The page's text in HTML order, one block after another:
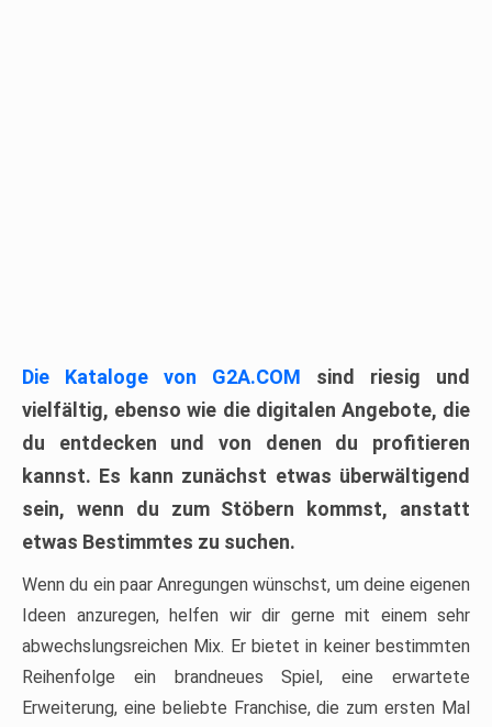
Die Kataloge von G2A.COM sind riesig und
vielfältig, ebenso wie die digitalen Angebote, die
du entdecken und von denen du profitieren
kannst. Es kann zunächst etwas überwältigend
sein, wenn du zum Stöbern kommst, anstatt
etwas Bestimmtes zu suchen.
Wenn du ein paar Anregungen wünschst, um deine eigenen
Ideen anzuregen, helfen wir dir gerne mit einem sehr
abwechslungsreichen Mix. Er bietet in keiner bestimmten
Reihenfolge ein brandneues Spiel, eine erwartete
Erweiterung, eine beliebte Franchise, die zum ersten Mal